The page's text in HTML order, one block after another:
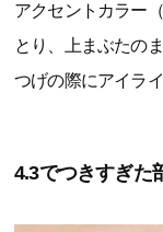
アクセントカラー
とり、上まぶたの
つげの際にアイラ
4.3でつきすぎた